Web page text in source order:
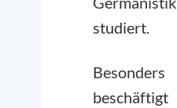
studiert.
Besonders
beschäftigt